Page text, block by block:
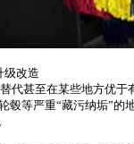
改造
代甚至在某些地方优
毂等严重“藏污纳垢”的